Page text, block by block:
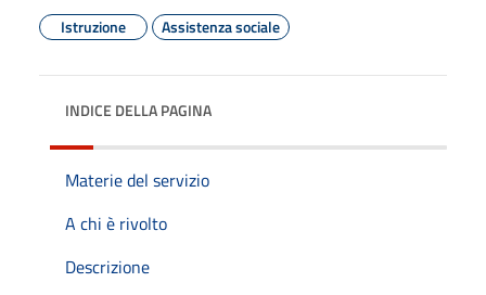
Istruzione
Assistenza sociale
INDICE DELLA PAGINA
Materie del servizio
A chi è rivolto
Descrizione